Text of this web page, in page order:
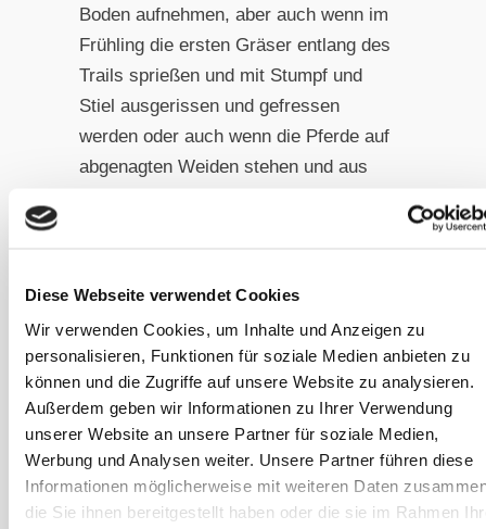
Diese Webseite verwendet Cookies
Wir verwenden Cookies, um Inhalte und Anzeigen zu
personalisieren, Funktionen für soziale Medien anbieten zu
können und die Zugriffe auf unsere Website zu analysieren.
Außerdem geben wir Informationen zu Ihrer Verwendung
unserer Website an unsere Partner für soziale Medien,
Werbung und Analysen weiter. Unsere Partner führen diese
Informationen möglicherweise mit weiteren Daten
die Sie ihnen bereitgestellt haben oder die sie im Rahmen
Boden aufnehmen, aber auch wenn im
Frühling die ersten Gräser entlang des
Trails sprießen und mit Stumpf und
Stiel ausgerissen und gefressen
werden oder auch wenn die Pferde auf
abgenagten Weiden stehen und aus
Maß Sand auf. Flohsamenschalen
oder Flohsamen binden den im Darm
abgelagerten Sand und helfen, ihn
auszuscheiden.
Die beste Prophylaxe ist
natürlich die Aufnahme von
Sand zu vermeiden.